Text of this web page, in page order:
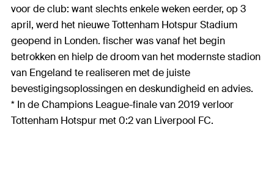
voor de club: want slechts enkele weken eerder, op 3
april, werd het nieuwe Tottenham Hotspur Stadium
geopend in Londen. fischer was vanaf het begin
betrokken en hielp de droom van het modernste stadion
van Engeland te realiseren met de juiste
bevestigingsoplossingen en deskundigheid en advies.
* In de Champions League-finale van 2019 verloor
Tottenham Hotspur met 0:2 van Liverpool FC.